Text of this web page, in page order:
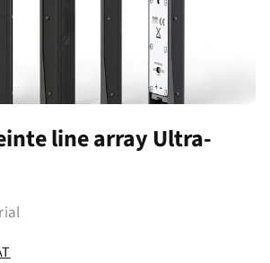
line array Ultra-